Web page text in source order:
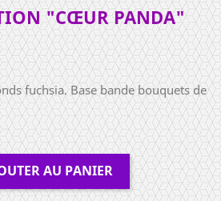
"CŒUR PANDA"
fuchsia. Base bande bouquets de
AU PANIER